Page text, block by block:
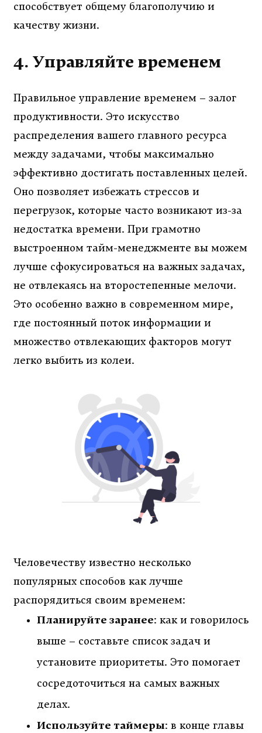
способствует общему благополучию и
качеству жизни.
4. Управляйте временем
Правильное управление временем – залог
продуктивности. Это искусство
распределения вашего главного ресурса
между задачами, чтобы максимально
эффективно достигать поставленных целей.
Оно позволяет избежать стрессов и
перегрузок, которые часто возникают из-за
недостатка времени. При грамотно
выстроенном тайм-менеджменте вы можем
лучше сфокусироваться на важных задачах,
не отвлекаясь на второстепенные мелочи.
Это особенно важно в современном мире,
где постоянный поток информации и
множество отвлекающих факторов могут
легко выбить из колеи.
Человечеству известно несколько
популярных способов как лучше
распорядиться своим временем:
Планируйте заранее: как и говорилось
выше – составьте список задач и
установите приоритеты. Это помогает
сосредоточиться на самых важных
делах.
Используйте таймеры: в конце главы